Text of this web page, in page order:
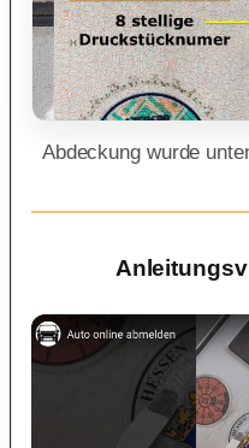
Abdeckung wurde